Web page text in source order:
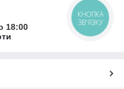
18:00
КНОПКА
ЗВ'ЯЗКУ